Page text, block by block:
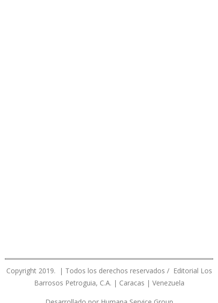
Copyright 2019. | Todos los derechos reservados / Editorial Los
Barrosos Petroguia, C.A. | Caracas | Venezuela